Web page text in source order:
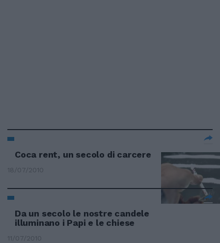
Coca rent, un secolo di carcere
18/07/2010
Da un secolo le nostre candele
illuminano i Papi e le chiese
11/07/2010